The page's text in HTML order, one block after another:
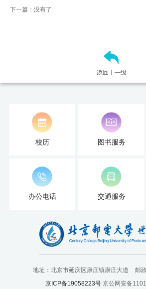
业
下一篇：没有了
校历 图书服务
办公电话 交通服务
地址：北京市延庆区康庄镇康庄大道
邮
京ICP备19058223号 京公网安备